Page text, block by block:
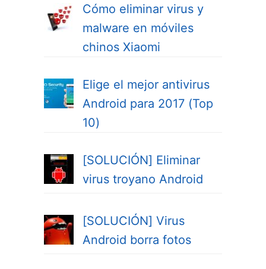
Cómo eliminar virus y
malware en móviles
chinos Xiaomi
Elige el mejor antivirus
Android para 2017 (Top
10)
[SOLUCIÓN] Eliminar
virus troyano Android
[SOLUCIÓN] Virus
Android borra fotos